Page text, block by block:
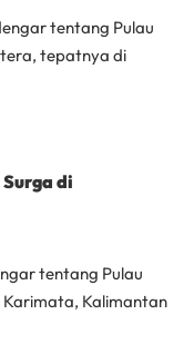
tentang Pulau
tepatnya di
di
tentang Pulau
Karimata, Kalimantan